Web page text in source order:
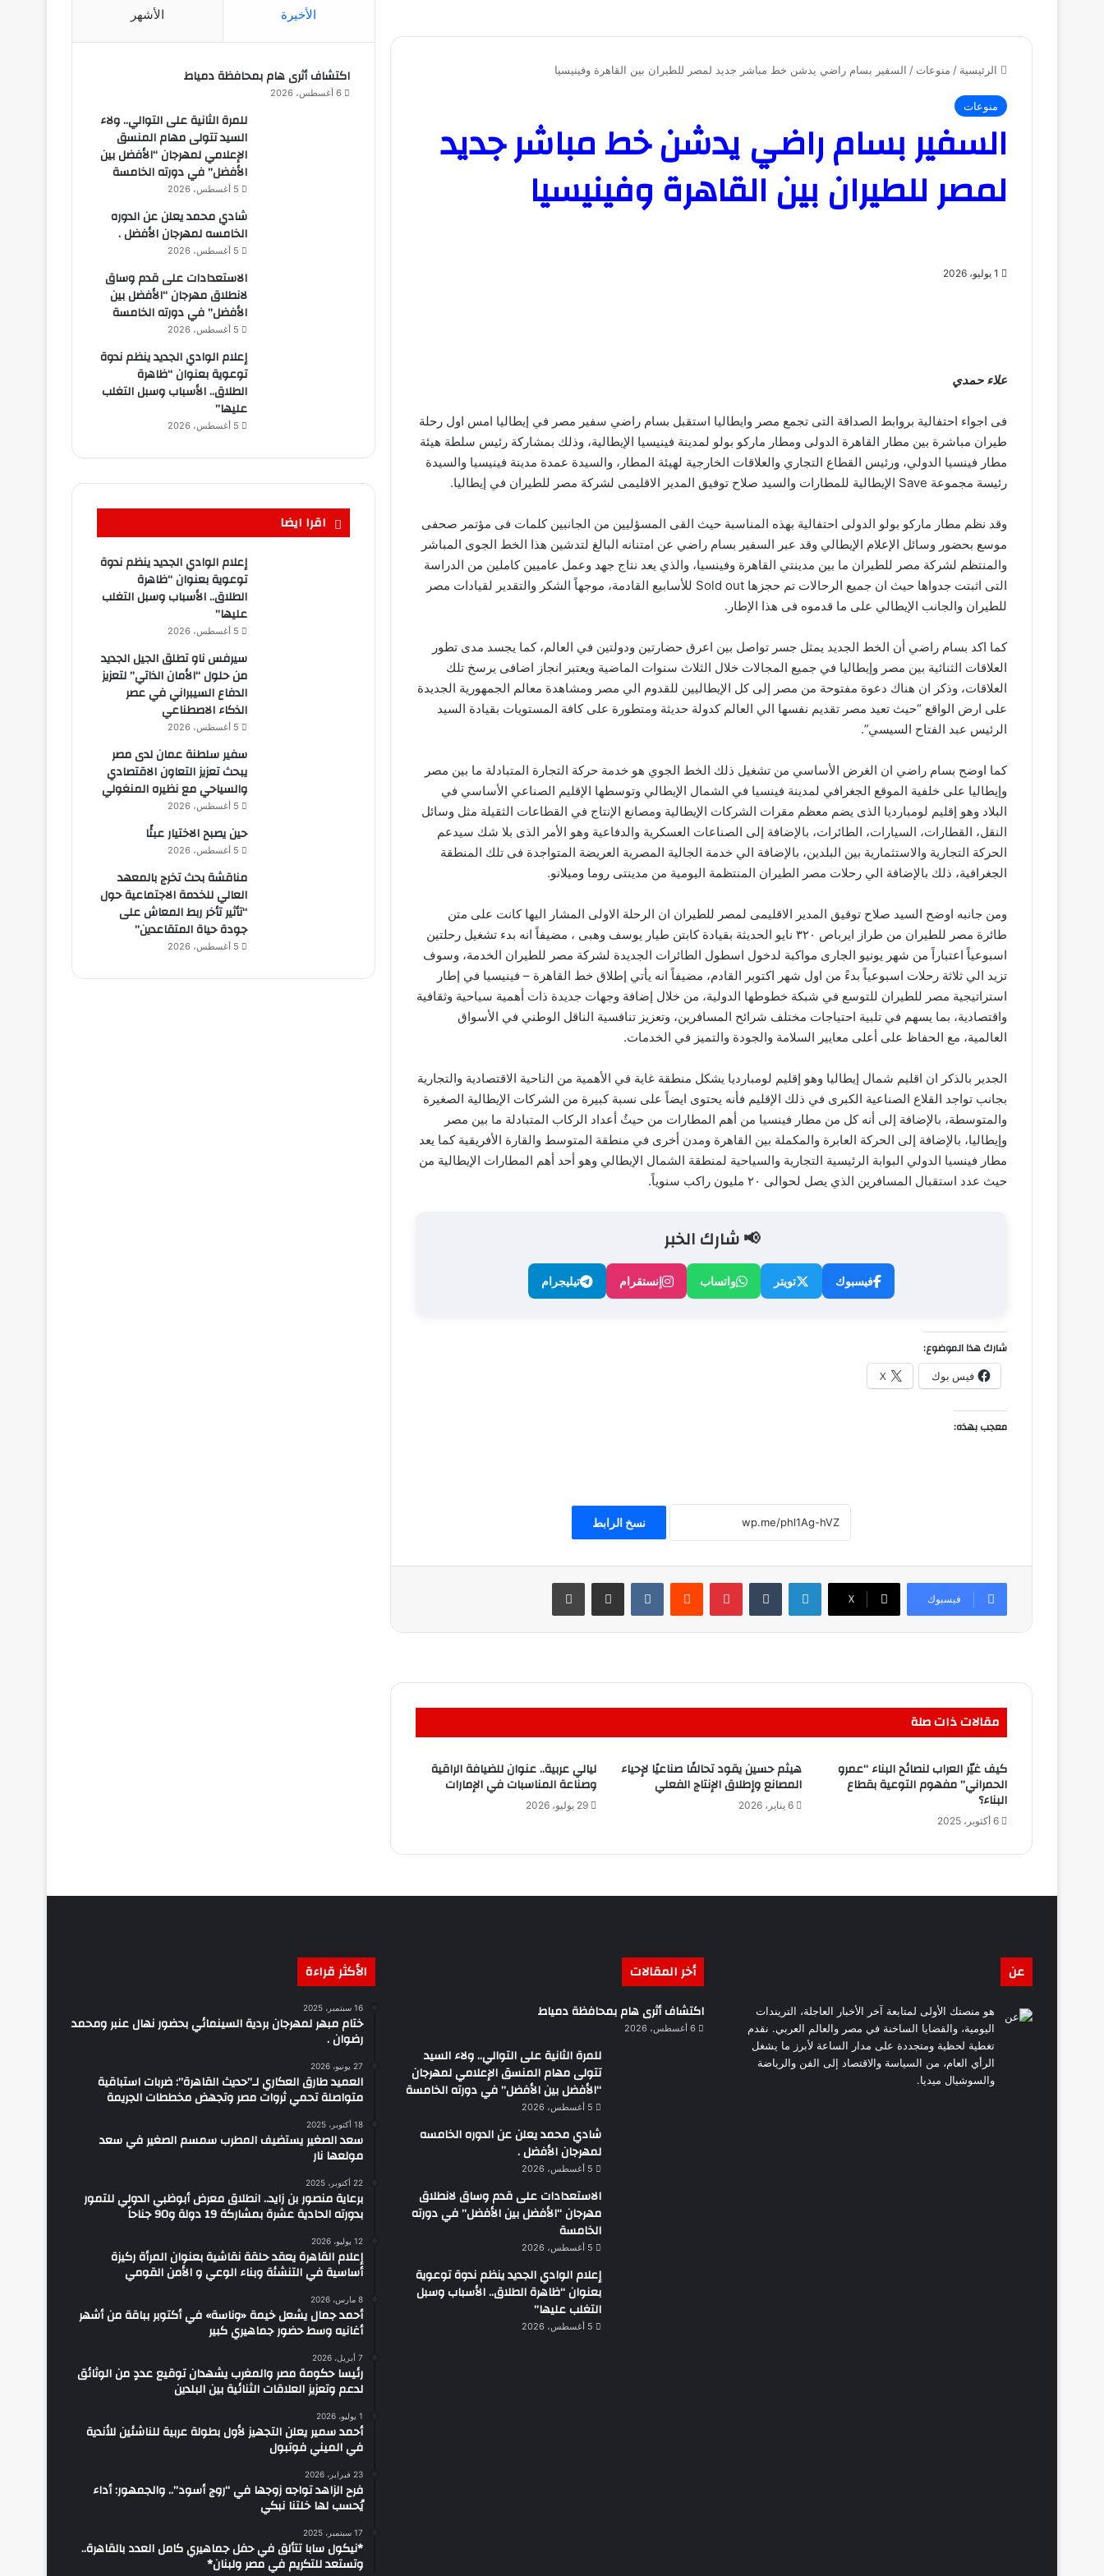
الرئيسية / منوعات / السفير بسام راضي يدشن خط مباشر جديد لمصر للطيران بين القاهرة وفينيسيا
منوعات
السفير بسام راضي يدشن خط مباشر جديد
لمصر للطيران بين القاهرة وفينيسيا
1 يوليو، 2026
علاء حمدي
فى اجواء احتفالية بروابط الصداقة التى تجمع مصر وايطاليا استقبل بسام راضي سفير مصر في إيطاليا امس اول رحلة
طيران مباشرة بين مطار القاهرة الدولى ومطار ماركو بولو لمدينة فينيسيا الإيطالية، وذلك بمشاركة رئيس سلطة هيئة
مطار فينسيا الدولي، ورئيس القطاع التجاري والعلاقات الخارجية لهيئة المطار، والسيدة عمدة مدينة فينيسيا والسيدة
رئيسة مجموعة Save الإيطالية للمطارات والسيد صلاح توفيق المدير الاقليمى لشركة مصر للطيران في إيطاليا.
وقد نظم مطار ماركو بولو الدولى احتفالية بهذه المناسبة حيث القى المسؤليين من الجانبين كلمات فى مؤتمر صحفى
موسع بحضور وسائل الإعلام الإيطالي وقد عبر السفير بسام راضي عن امتنانه البالغ لتدشين هذا الخط الجوى المباشر
والمنتظم لشركة مصر للطيران ما بين مدينتي القاهرة وفينسيا، والذي يعد نتاج جهد وعمل عاميين كاملين من الدراسة
التى اثبتت جدواها حيث ان جميع الرحالات تم حجزها Sold out للأسابيع القادمة، موجهاً الشكر والتقدير لقيادات مصر
للطيران والجانب الإيطالي على ما قدموه فى هذا الإطار.
كما اكد بسام راضي أن الخط الجديد يمثل جسر تواصل بين اعرق حضارتين ودولتين في العالم، كما يجسد مدى تطور
العلاقات الثنائية بين مصر وإيطاليا في جميع المجالات خلال الثلاث سنوات الماضية ويعتبر انجاز اضافى يرسخ تلك
العلاقات، وذكر ان هناك دعوة مفتوحة من مصر إلى كل الإيطاليين للقدوم الي مصر ومشاهدة معالم الجمهورية الجديدة
على ارض الواقع “حيث تعيد مصر تقديم نفسها الي العالم كدولة حديثة ومتطورة على كافة المستويات بقيادة السيد
الرئيس عبد الفتاح السيسي”.
كما اوضح بسام راضي ان الغرض الأساسي من تشغيل ذلك الخط الجوي هو خدمة حركة التجارة المتبادلة ما بين مصر
وإيطاليا على خلفية الموقع الجغرافي لمدينة فينسيا في الشمال الإيطالي وتوسطها الإقليم الصناعي الأساسي في
البلاد وهو إقليم لومبارديا الذى يضم معظم مقرات الشركات الإيطالية ومصانع الإنتاج في القطاعات الثقيلة مثل وسائل
النقل، القطارات، السيارات، الطائرات، بالإضافة إلى الصناعات العسكرية والدفاعية وهو الأمر الذى بلا شك سيدعم
الحركة التجارية والاستثمارية بين البلدين، بالإضافة الي خدمة الجالية المصرية العريضة المتواجدة فى تلك المنطقة
الجغرافية، ذلك بالإضافة الي رحلات مصر الطيران المنتظمة اليومية من مدينتى روما وميلانو.
ومن جانبه اوضح السيد صلاح توفيق المدير الاقليمى لمصر للطيران ان الرحلة الاولى المشار اليها كانت على متن
طائرة مصر للطيران من طراز ايرباص ٣٢٠ نايو الحديثة بقيادة كابتن طيار يوسف وهبى ، مضيفاً انه بدء تشغيل رحلتين
اسبوعياً اعتباراً من شهر يونيو الجارى مواكبة لدخول اسطول الطائرات الجديدة لشركة مصر للطيران الخدمة، وسوف
تزيد الي ثلاثة رحلات اسبوعياً بدءً من اول شهر اكتوبر القادم، مضيفاً انه يأتي إطلاق خط القاهرة – فينيسيا في إطار
استراتيجية مصر للطيران للتوسع في شبكة خطوطها الدولية، من خلال إضافة وجهات جديدة ذات أهمية سياحية وثقافية
واقتصادية، بما يسهم في تلبية احتياجات مختلف شرائح المسافرين، وتعزيز تنافسية الناقل الوطني في الأسواق
العالمية، مع الحفاظ على أعلى معايير السلامة والجودة والتميز في الخدمات.
الجدير بالذكر ان اقليم شمال إيطاليا وهو إقليم لومبارديا يشكل منطقة غاية في الأهمية من الناحية الاقتصادية والتجارية
بجانب تواجد القلاع الصناعية الكبرى في ذلك الإقليم فأنه يحتوى ايضاً على نسبة كبيرة من الشركات الإيطالية الصغيرة
والمتوسطة، بالإضافة إلى أنه كل من مطار فينسيا من أهم المطارات من حيثُ أعداد الركاب المتبادلة ما بين مصر
وإيطاليا، بالإضافة إلى الحركة العابرة والمكملة بين القاهرة ومدن أخرى في منطقة المتوسط والقارة الأفريقية كما يعد
مطار فينسيا الدولي البوابة الرئيسية التجارية والسياحية لمنطقة الشمال الإيطالي وهو أحد أهم المطارات الإيطالية من
حيث عدد استقبال المسافرين الذي يصل لحوالى ٢٠ مليون راكب سنوياً.
📢 شارك الخبر
فيسبوك تويتر واتساب إنستقرام تيليجرام
شارك هذا الموضوع:
فيس بوك X
معجب بهذه:
نسخ الرابط
فيسبوك ‫X
لينكدإن بينتيريست مشاركة عبر البريد طباعة
مقالات ذات صلة
كيف غيّر العراب لنصائح البناء “عمرو
الحمراني” مفهوم التوعية بقطاع
البناء؟
6 أكتوبر، 2025
هيثم حسين يقود تحالفًا صناعيًا لإحياء
المصانع وإطلاق الإنتاج الفعلي
6 يناير، 2026
ليالي عربية.. عنوان للضيافة الراقية
وصناعة المناسبات في الإمارات
29 يوليو، 2026
الأخيرة الأشهر
اكتشاف أثرى هام بمحافظة دمياط
6 أغسطس، 2026
للمرة الثانية على التوالي.. ولاء
السيد تتولى مهام المنسق
الإعلامي لمهرجان “الأفضل بين
الأفضل” في دورته الخامسة
5 أغسطس، 2026
شادي محمد يعلن عن الدوره
الخامسه لمهرجان الأفضل .
5 أغسطس، 2026
الاستعدادات على قدم وساق
لانطلاق مهرجان “الأفضل بين
الأفضل” في دورته الخامسة
5 أغسطس، 2026
إعلام الوادي الجديد ينظم ندوة
توعوية بعنوان “ظاهرة
الطلاق.. الأسباب وسبل التغلب
عليها”
5 أغسطس، 2026
اقرا ايضا
إعلام الوادي الجديد ينظم ندوة
توعوية بعنوان “ظاهرة
الطلاق.. الأسباب وسبل التغلب
عليها”
5 أغسطس، 2026
سيرفس ناو تطلق الجيل الجديد
من حلول “الأمان الذاتي” لتعزيز
الدفاع السيبراني في عصر
الذكاء الاصطناعي
5 أغسطس، 2026
سفير سلطنة عمان لدى مصر
يبحث تعزيز التعاون الاقتصادي
والسياحي مع نظيره المنغولي
5 أغسطس، 2026
حين يصبح الاختيار عبئًا
5 أغسطس، 2026
مناقشة بحث تخرج بالمعهد
العالي للخدمة الاجتماعية حول
“تأثير تأخر ربط المعاش على
جودة حياة المتقاعدين”
5 أغسطس، 2026
عن
هو منصتك الأولى لمتابعة آخر الأخبار العاجلة، التريندات
اليومية، والقضايا الساخنة في مصر والعالم العربي. نقدم
تغطية لحظية ومتجددة على مدار الساعة لأبرز ما يشغل
الرأي العام، من السياسة والاقتصاد إلى الفن والرياضة
والسوشيال ميديا.
أخر المقالات
اكتشاف أثرى هام بمحافظة دمياط
6 أغسطس، 2026
للمرة الثانية على التوالي.. ولاء السيد
تتولى مهام المنسق الإعلامي لمهرجان
“الأفضل بين الأفضل” في دورته الخامسة
5 أغسطس، 2026
شادي محمد يعلن عن الدوره الخامسه
لمهرجان الأفضل .
5 أغسطس، 2026
الاستعدادات على قدم وساق لانطلاق
مهرجان “الأفضل بين الأفضل” في دورته
الخامسة
5 أغسطس، 2026
إعلام الوادي الجديد ينظم ندوة توعوية
بعنوان “ظاهرة الطلاق.. الأسباب وسبل
التغلب عليها”
5 أغسطس، 2026
الأكثر قراءة
16 سبتمبر، 2025
ختام مبهر لمهرجان بردية السينمائي بحضور نهال عنبر ومحمد
رضوان .
27 يونيو، 2026
العميد طارق العكاري لـ”حديث القاهرة”: ضربات استباقية
متواصلة تحمي ثروات مصر وتجهض مخططات الجريمة
18 أكتوبر، 2025
سعد الصغير يستضيف المطرب سمسم الصغير في سعد
مولعها نار
22 أكتوبر، 2025
برعاية منصور بن زايد.. انطلاق معرض أبوظبي الدولي للتمور
بدورته الحادية عشرة بمشاركة 19 دولة و90 جناحاً
12 يوليو، 2026
إعلام القاهرة يعقد حلقة نقاشية بعنوان المرأة ركيزة
أساسية في التنشئة وبناء الوعي و الأمن القومي
8 مارس، 2026
أحمد جمال يشعل خيمة «وناسة» في أكتوبر بباقة من أشهر
أغانيه وسط حضور جماهيري كبير
7 أبريل، 2026
رئيسا حكومة مصر والمغرب يشهدان توقيع عددٍ من الوثائق
لدعم وتعزيز العلاقات الثنائية بين البلدين
1 يوليو، 2026
أحمد سمير يعلن التجهيز لأول بطولة عربية للناشئين للأندية
في الميني فوتبول
23 فبراير، 2026
فرح الزاهد تواجه زوجها في “روج أسود”.. والجمهور: أداء
يُحسب لها خلتنا نبكي
17 سبتمبر، 2025
*نيكول سابا تتألق في حفل جماهيري كامل العدد بالقاهرة..
وتستعد للتكريم في مصر ولبنان*